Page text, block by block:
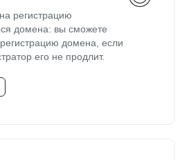
регистрацию
домена: вы сможете
домена, если
его не продлит.